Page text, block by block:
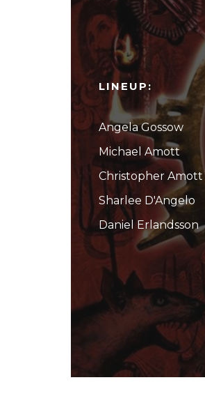
LINEUP:
Angela Gossow
Michael Amott
Christopher Amott
Sharlee D'Angelo
Daniel Erlandsson